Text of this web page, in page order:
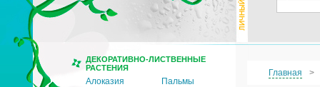
ДЕКОРАТИВНО-ЛИСТВЕННЫЕ
РАСТЕНИЯ
Алоказия
Пальмы
Главная